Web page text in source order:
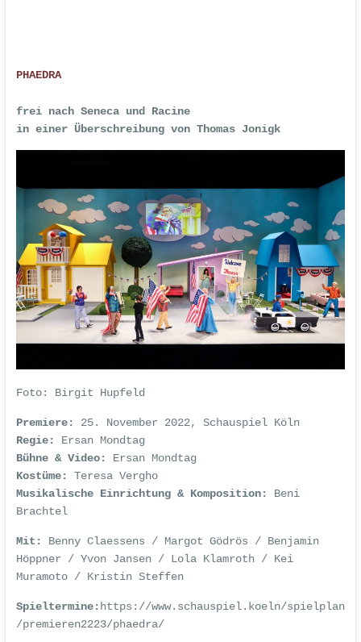
PHAEDRA
frei nach Seneca und Racine
in einer Überschreibung von Thomas Jonigk
Foto: Birgit Hupfeld
Premiere:
25. November 2022, Schauspiel Köln
Regie:
Ersan Mondtag
Bühne & Video:
Ersan Mondtag
Kostüme: Teresa Vergho
Musikalische Einrichtung & Komposition: Beni
Brachtel
Mit: Benny Claessens / Margot Gödrös / Benjamin
Höppner / Yvon Jansen / Lola Klamroth / Kei
Muramoto / Kristin Steffen
Spieltermine: https://www.schauspiel.koeln/spielplan
/premieren2223/phaedra/